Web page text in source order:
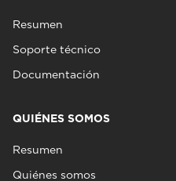
Resumen
Soporte técnico
Documentación
QUIÉNES SOMOS
Resumen
Quiénes somos